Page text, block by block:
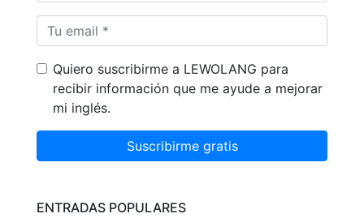
Quiero suscribirme a LEWOLANG para
recibir información que me ayude a mejorar
mi inglés.
Suscribirme gratis
ENTRADAS POPULARES